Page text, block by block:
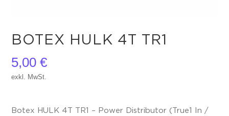
BOTEX HULK 4T TR1
5,00€
exkl. MwSt.
Botex HULK 4T TR1 – Power Distributor (True1 In /